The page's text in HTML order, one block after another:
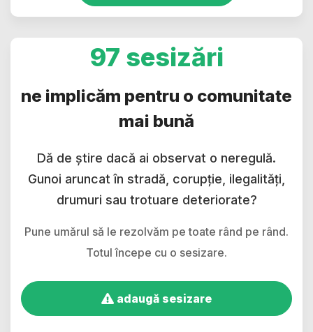
97 sesizări
ne implicăm pentru o comunitate
mai bună
Dă de știre dacă ai observat o neregulă.
Gunoi aruncat în stradă, corupție, ilegalități,
drumuri sau trotuare deteriorate?
Pune umărul să le rezolvăm pe toate rând pe rând.
Totul începe cu o sesizare.
adaugă sesizare